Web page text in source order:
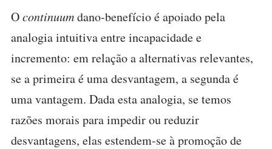
Ocontinuumdano-benefício é apoiado pela
analogia intuitiva entre incapacidade e
incremento: em relação a alternativas relevantes,
se a primeira é uma desvantagem, a segunda é
uma vantagem. Dada esta analogia, se temos
razões morais para impedir ou reduzir
desvantagens, elas estendem-se à promoção de